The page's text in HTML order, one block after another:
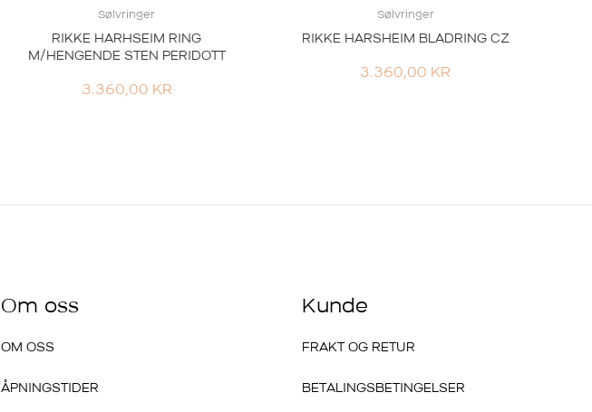
Sølvringer
RIKKE HARHSEIM RING
M/HENGENDE STEN PERIDOTT
3.360,00 KR
Sølvringer
RIKKE HARSHEIM BLADRING CZ
3.360,00 KR
Om oss
OM OSS
ÅPNINGSTIDER
Kunde
FRAKT OG RETUR
BETALINGSBETINGELSER